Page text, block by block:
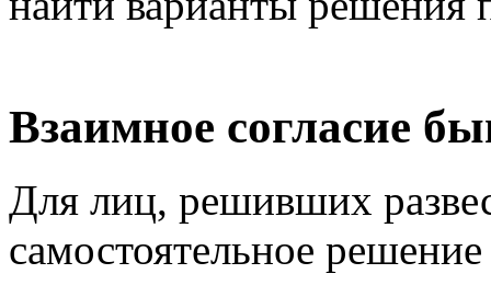
Взаимное согласие
Для лиц, решивших
самостоятельное